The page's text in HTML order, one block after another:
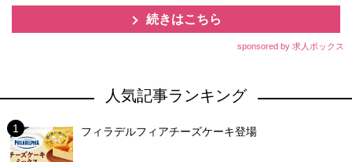
続きはこちら
sponsored by 求人ボックス
人気記事ランキング
フィラデルフィアチーズケーキ登場